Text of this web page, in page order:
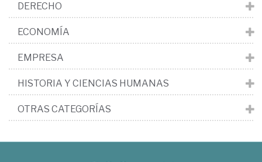
DERECHO
ECONOMÍA
EMPRESA
HISTORIA Y CIENCIAS HUMANAS
OTRAS CATEGORÍAS